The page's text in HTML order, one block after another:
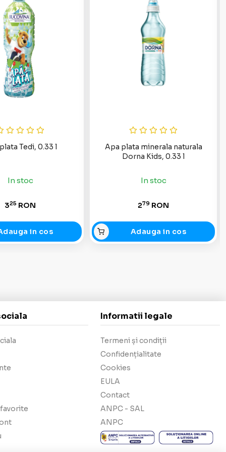
Tedi, 0.33 l
In stoc
325 RON
in cos
Apa plata minerala naturala
Dorna Kids, 0.33 l
In stoc
279 RON
Adauga in cos
Informatii legale
Termeni și condiții
Confidențialitate
Cookies
EULA
Contact
ANPC - SAL
ANPC